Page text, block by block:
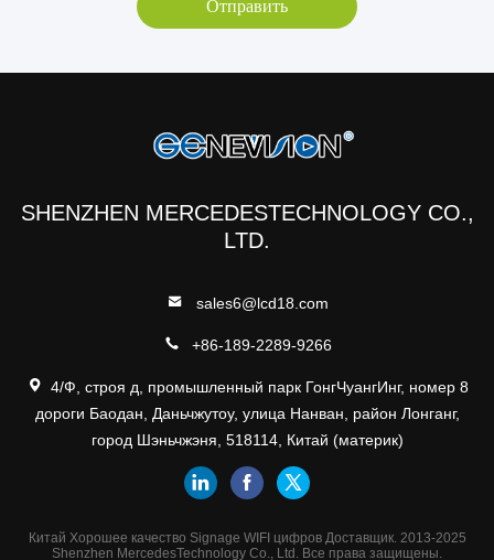
SHENZHEN MERCEDESTECHNOLOGY CO.,
LTD.
sales6@lcd18.com
+86-189-2289-9266
4/Ф, строя д, промышленный парк ГонгЧуангИнг, номер 8
дороги Баодан, Даньчжутоу, улица Нанван, район Лонганг,
город Шэньчжэня, 518114, Китай (материк)
Китай Хорошее качество Signage WIFI цифров Доставщик. 2013-2025
Shenzhen MercedesTechnology Co., Ltd. Все права защищены.